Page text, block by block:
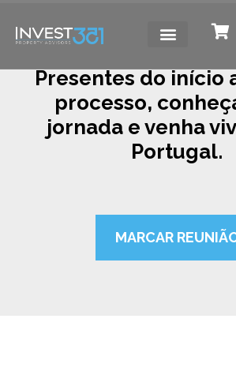
Presentes do início
processo,
jornada e venha
Portugal.
MARCAR